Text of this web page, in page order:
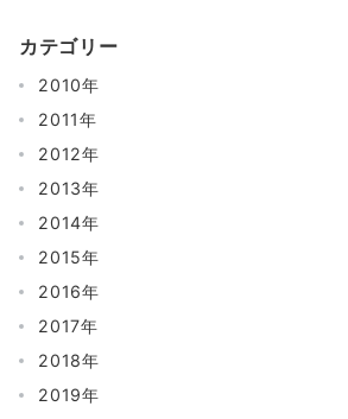
カテゴリー
2010年
2011年
2012年
2013年
2014年
2015年
2016年
2017年
2018年
2019年